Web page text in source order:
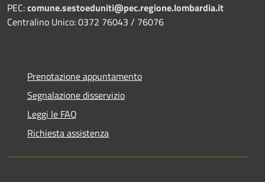
PEC:comune.sestoeduniti@pec.regione.lombardia.it
Centralino Unico: 0372 76043 / 76076
Prenotazione appuntamento
Segnalazione disservizio
Leggi le FAQ
Richiesta assistenza